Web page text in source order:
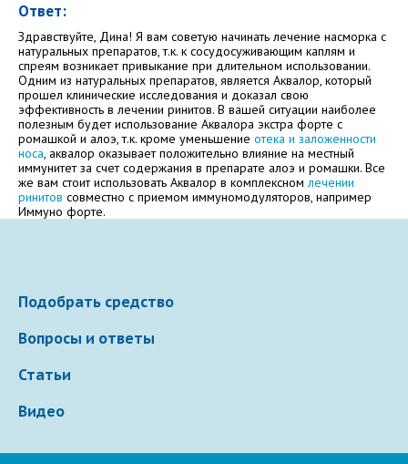
Электронная почта
Ваше сообщение
Отправляя вопрос, я принимаю
соглашениесайта.
Ответ:
Здравствуйте, Дина! Я вам советую начинать лечение насморка с
натуральных препаратов, т.к. к сосудосуживающим каплям и
спреям возникает привыкание при длительном использовании.
Одним из натуральных препаратов, является Аквалор, который
прошел клинические исследования и доказал свою
эффективность в лечении ринитов. В вашей ситуации наиболее
полезным будет использование Аквалора экстра форте с
ромашкой и алоэ, т.к. кроме уменьшение отека и заложенности
носа, аквалор оказывает положительно влияние на местный
иммунитет за счет содержания в препарате алоэ и ромашки. Все
же вам стоит использовать Аквалор в комплексном лечении
ринитов совместно с приемом иммуномодуляторов, например
Иммуно форте.
Подобрать средство
Вопросы и ответы
Статьи
Видео